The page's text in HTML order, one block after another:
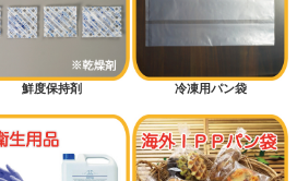
鮮度保持剤 冷凍用パン袋